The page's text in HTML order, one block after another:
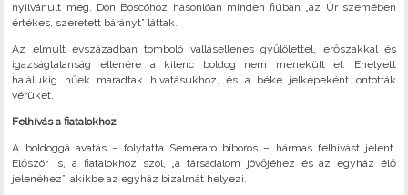
nyilvánult meg. Don Boscóhoz hasonlóan minden fiúban „az Úr szemében
értékes, szeretett bárányt” láttak.
Az elmúlt évszázadban tomboló vallásellenes gyűlölettel, erőszakkal és
igazságtalanság ellenére a kilenc boldog nem menekült el. Ehelyett
halálukig hűek maradtak hivatásukhoz, és a béke jelképeként ontották
vérüket.
Felhívás a fiatalokhoz
A boldoggá avatás – folytatta Semeraro bíboros – hármas felhívást jelent.
Először is, a fiatalokhoz szól, „a társadalom jövőjéhez és az egyház élő
jelenéhez”, akikbe az egyház bizalmát helyezi.